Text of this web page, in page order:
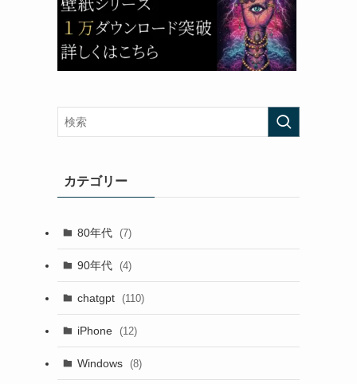
カテゴリー
80年代 (7)
90年代 (4)
chatgpt (110)
iPhone (12)
Windows (8)